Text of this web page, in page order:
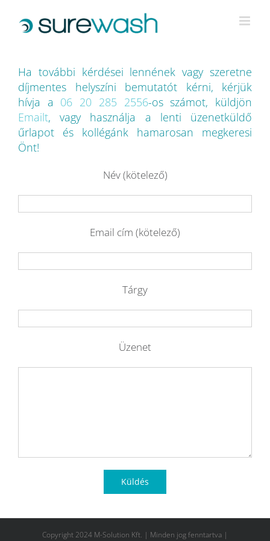
Ha további kérdései lennének vagy szeretne
díjmentes helyszíni bemutatót kérni, kérjük
hívja a 06 20 285 2556-os számot, küldjön
Emailt, vagy használja a lenti üzenetküldő
űrlapot és kollégánk hamarosan megkeresi
Önt!
Név (kötelező)
Email cím (kötelező)
Tárgy
Üzenet
Copyright 2024 M-Solution Kft. | Minden jog fenntartva |